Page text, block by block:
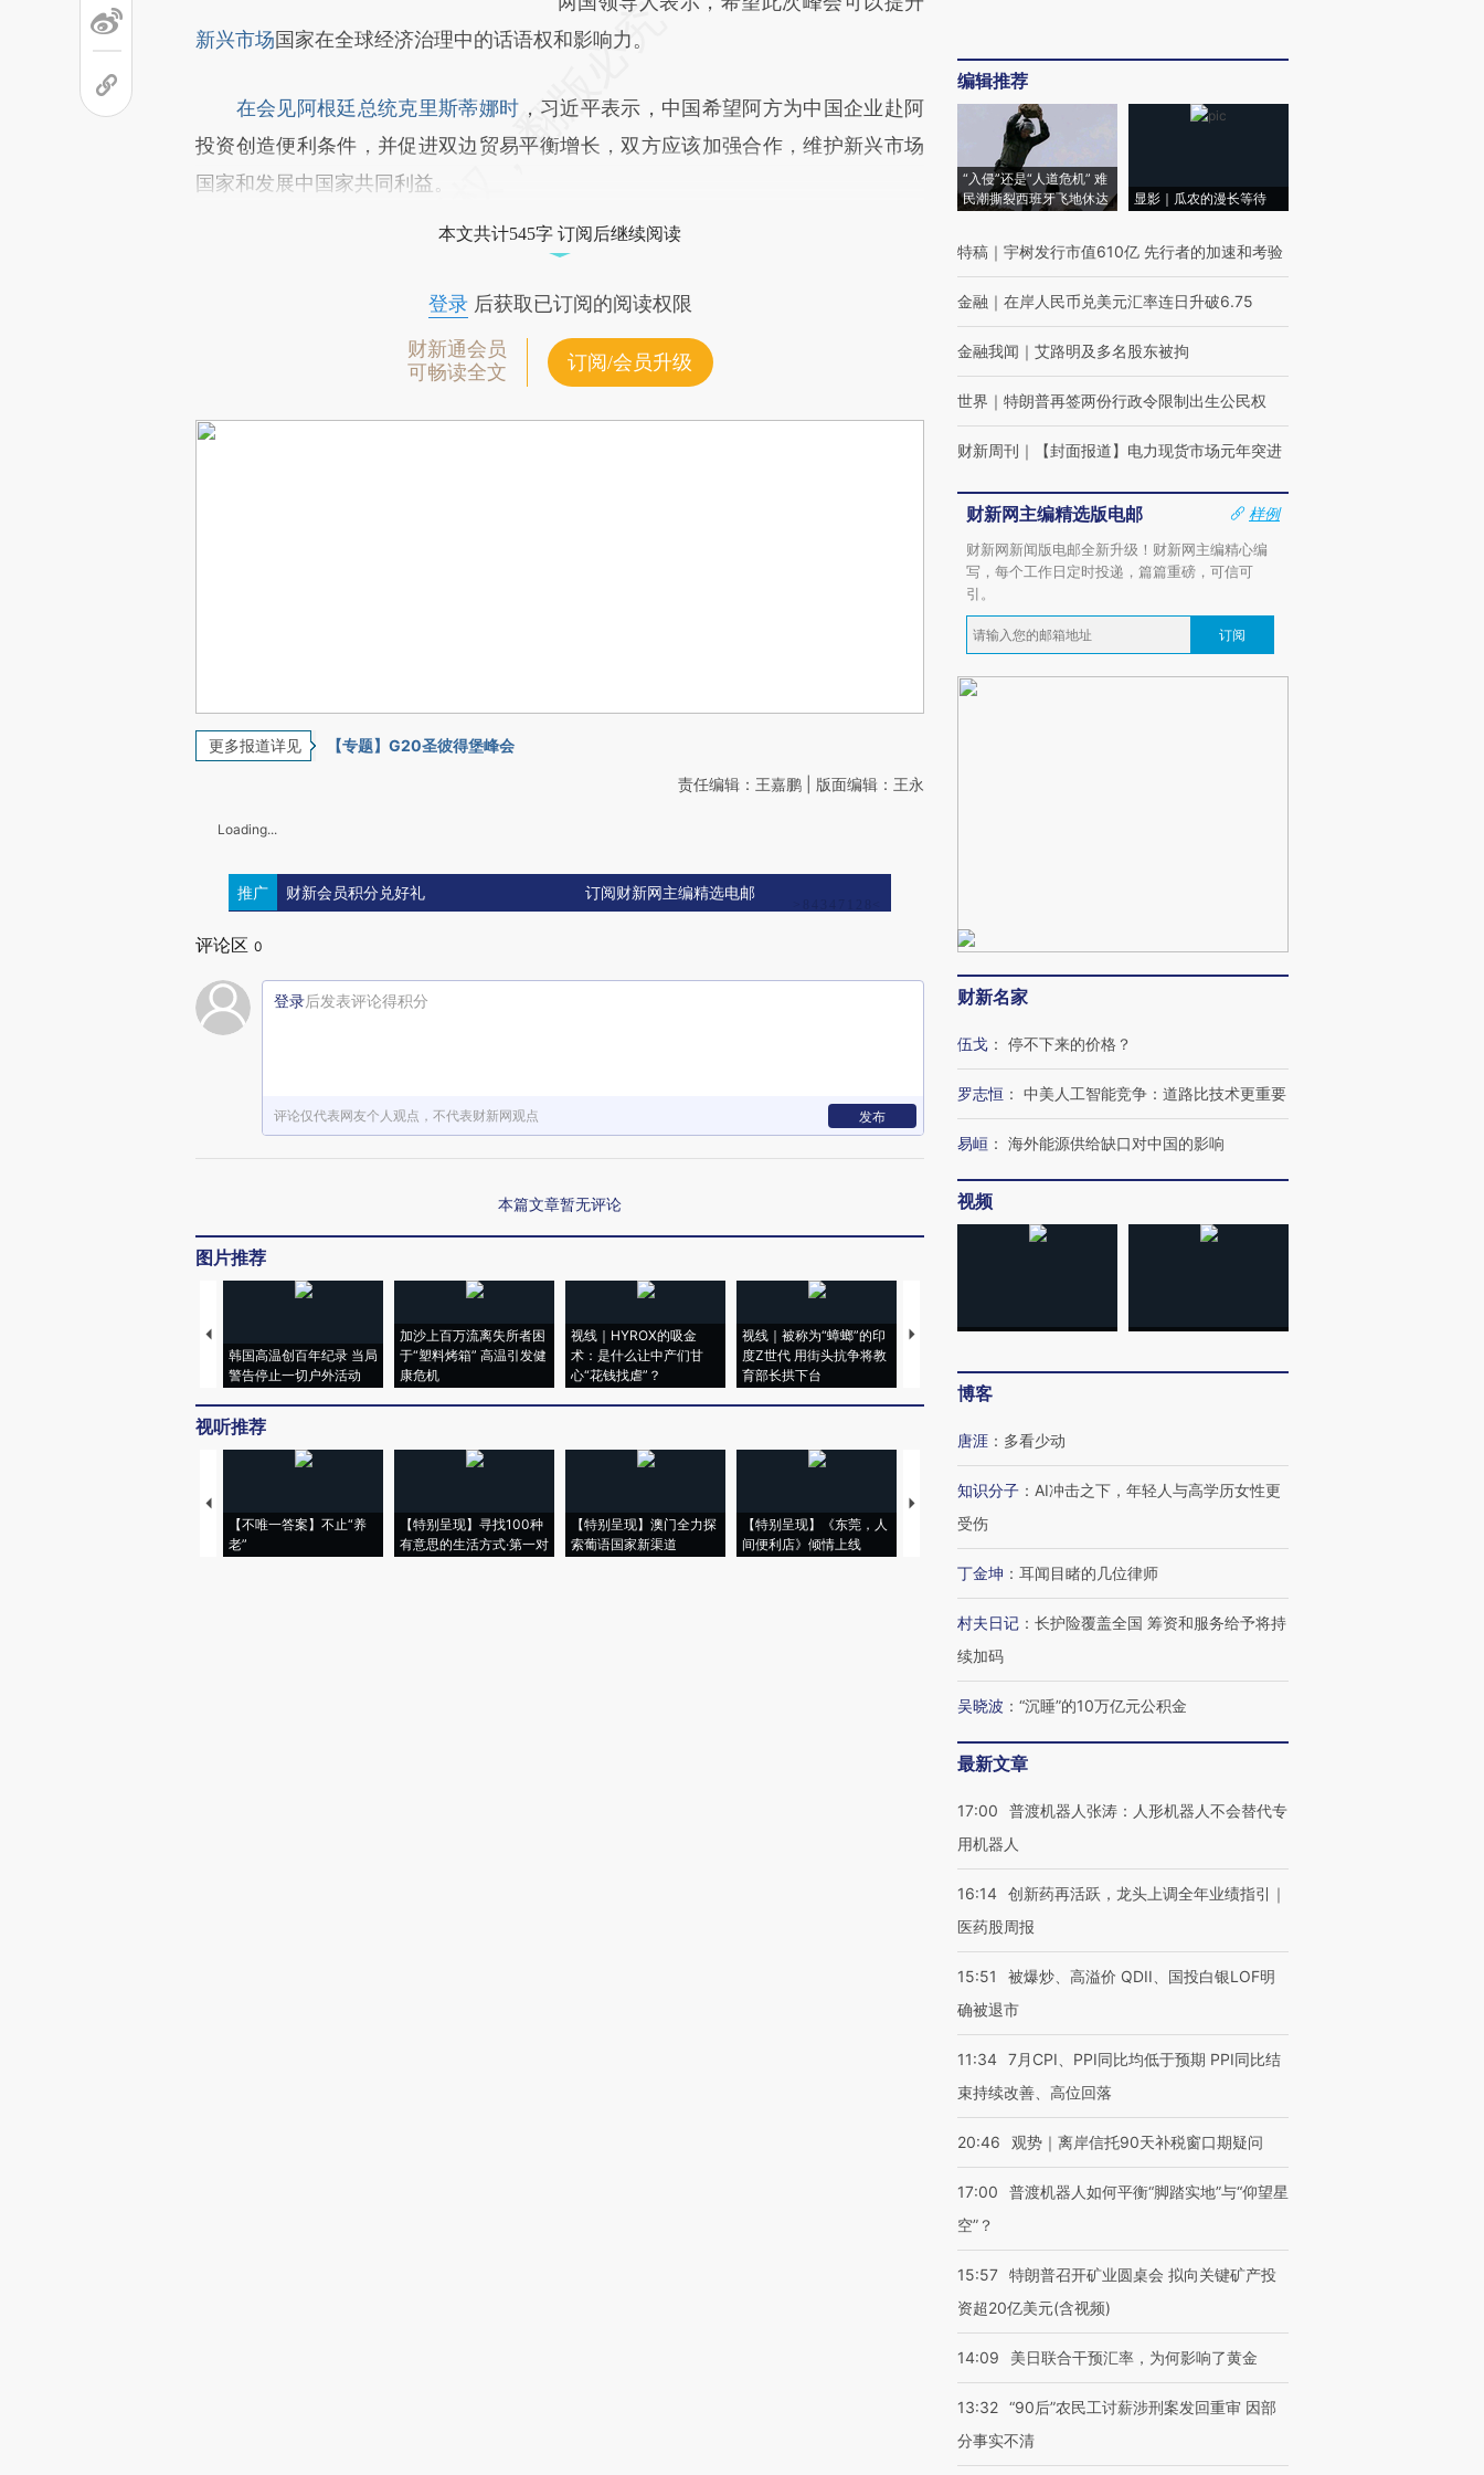
新兴市场国家在全球经济治理中的话语权和影响力。
在会见阿根廷总统克里斯蒂娜时 ，习近平表示，中国希望阿方为中国企业赴阿
投资创造便利条件，并促进双边贸易平衡增长，双方应该加强合作，维护新兴市场
国家和发展中国家共同利益。
本文共计545字 订阅后继续阅读
登录后获取已订阅的阅读权限
财新通会员
可畅读全文
订阅/会员升级
更多报道详见 【专题】G20圣彼得堡峰会
责任编辑：王嘉鹏 | 版面编辑：王永
Loading...
推广 财新会员积分兑好礼 订阅财新网主编精选电邮
评论区 0
登录后发表评论得积分
评论仅代表网友个人观点，不代表财新网观点 发布
本篇文章暂无评论
图片推荐
韩国高温创百年纪录 当局
警告停止一切户外活动
加沙上百万流离失所者困
于“塑料烤箱” 高温引发健
康危机
视线｜HYROX的吸金
术：是什么让中产们甘
心“花钱找虐”？
视线｜被称为“蟑螂”的印
度Z世代 用街头抗争将教
育部长拱下台
视线｜“入侵”还是“人道危
飞地休达
湖北宜昌局部短时降雨
4000人
哈尔滨遭遇短时极端强降
米
视听推荐
【不唯一答案】不止“养
老”
【特别呈现】寻找100种
有意思的生活方式·第一对
【特别呈现】澳门全力探
索葡语国家新渠道
【特别呈现】《东莞，人
间便利店》倾情上线
【推广】走进第四届链博
会，让数智科技“链”接产
有意思的生活方式·第三对
住三大增长引擎是什么？
编辑推荐
“入侵”还是“人道危机” 难
民潮撕裂西班牙飞地休达
显影｜瓜农的漫长等待
特稿 ｜ 宇树发行市值610亿 先行者的加速和考验
金融 ｜ 在岸人民币兑美元汇率连日升破6.75
金融我闻 ｜ 艾路明及多名股东被拘
世界 ｜ 特朗普再签两份行政令限制出生公民权
财新周刊 ｜ 【封面报道】电力现货市场元年突进
财新网主编精选版电邮
样例
财新网新闻版电邮全新升级！财新网主编精心编
写，每个工作日定时投递，篇篇重磅，可信可
引。
订阅
财新名家
伍戈 ： 停不下来的价格？
罗志恒 ： 中美人工智能竞争：道路比技术更重要
易峘 ： 海外能源供给缺口对中国的影响
视频
博客
唐涯 ： 多看少动
知识分子 ： AI冲击之下，年轻人与高学历女性更
受伤
丁金坤 ： 耳闻目睹的几位律师
村夫日记 ： 长护险覆盖全国 筹资和服务给予将持
续加码
吴晓波 ： “沉睡”的10万亿元公积金
最新文章
17:00
普渡机器人张涛：人形机器人不会替代专
用机器人
16:14 创新药再活跃，龙头上调全年业绩指引｜
医药股周报
15:51
被爆炒、高溢价 QDII、国投白银LOF明
确被退市
11:34 7月CPI、PPI同比均低于预期 PPI同比结
束持续改善、高位回落
20:46 观势｜离岸信托90天补税窗口期疑问
17:00
普渡机器人如何平衡“脚踏实地”与“仰望星
空”？
15:57 特朗普召开矿业圆桌会 拟向关键矿产投
资超20亿美元(含视频)
14:09 美日联合干预汇率，为何影响了黄金
13:32 “90后”农民工讨薪涉刑案发回重审 因部
分事实不清